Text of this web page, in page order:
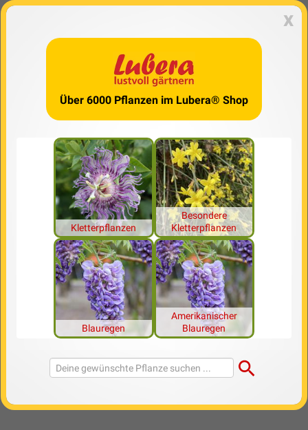
x
Über 6000 Pflanzen im Lubera® Shop
Kletterpflanzen
Besondere
Kletterpflanzen
Blauregen
Amerikanischer
Blauregen